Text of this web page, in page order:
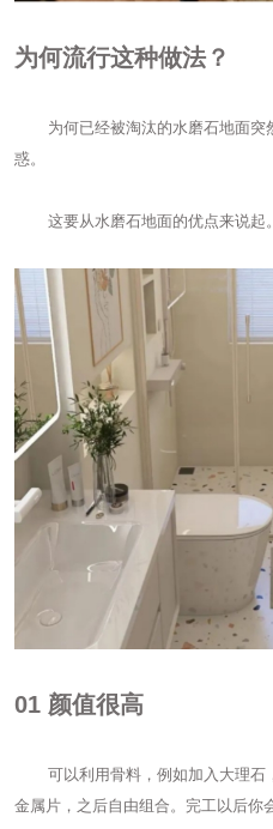
为何流行这种做法？
为何已经被淘汰的水磨石地面突
惑。
这要从水磨石地面的优点来说起。
01 颜值很高
可以利用骨料，例如加入大理石
金属片，之后自由组合。完工以后你